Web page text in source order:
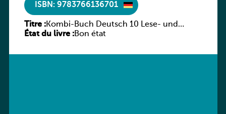
ISBN: 9783766136701
Titre :Kombi-Buch Deutsch 10 Lese- und
Sprachbuch
État du livre :Bon état